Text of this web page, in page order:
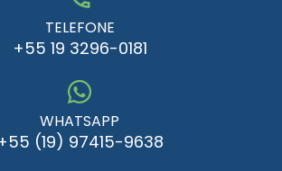
TELEFONE
+55 19 3296-0181
WHATSAPP
(19) 97415-9638